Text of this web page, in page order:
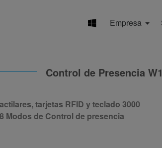
Empresa
Control de Presencia
tarjetas RFID y teclado 3000
Modos de Control de presencia